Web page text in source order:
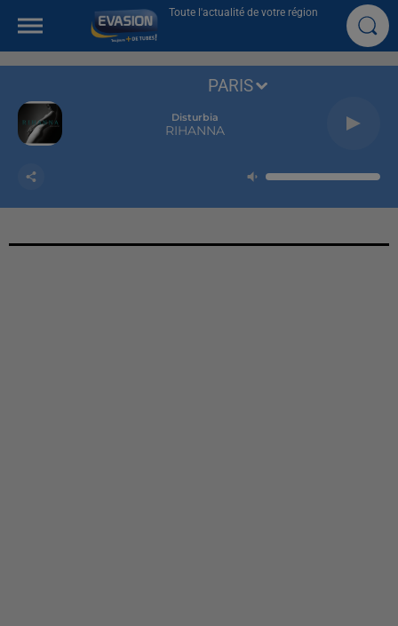
Toute l'actualité de votre région
Disturbia
RIHANNA
PARIS